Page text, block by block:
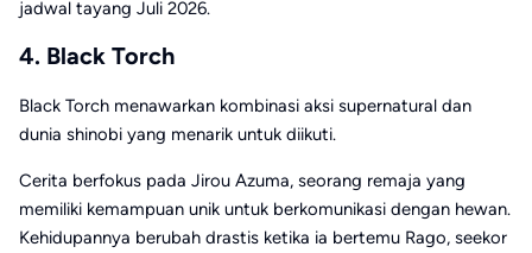
jadwal tayang Juli 2026.
4. Black Torch
Black Torch menawarkan kombinasi aksi supernatural dan
dunia shinobi yang menarik untuk diikuti.
Cerita berfokus pada Jirou Azuma, seorang remaja yang
memiliki kemampuan unik untuk berkomunikasi dengan hewan.
Kehidupannya berubah drastis ketika ia bertemu Rago, seekor